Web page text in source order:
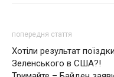
попередня стаття
Хотіли результат поїздки
Зеленського в США?!